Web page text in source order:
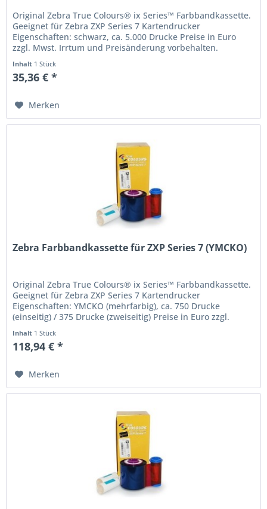
Original Zebra True Colours® ix Series™ Farbbandkassette.
Geeignet für Zebra ZXP Series 7 Kartendrucker
Eigenschaften: schwarz, ca. 5.000 Drucke Preise in Euro
zzgl. Mwst. Irrtum und Preisänderung vorbehalten.
Inhalt 1 Stück
35,36 € *
Merken
Zebra Farbbandkassette für ZXP Series 7 (YMCKO)
Original Zebra True Colours® ix Series™ Farbbandkassette.
Geeignet für Zebra ZXP Series 7 Kartendrucker
Eigenschaften: YMCKO (mehrfarbig), ca. 750 Drucke
(einseitig) / 375 Drucke (zweiseitig) Preise in Euro zzgl.
Inhalt 1 Stück
118,94 € *
Merken